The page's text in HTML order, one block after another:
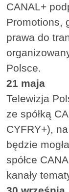
CANAL+
Promotions,
prawa do
Polsce.
21 maja
Telewizja
ze spółką
CYFRY+),
będzie
spółce
kanały